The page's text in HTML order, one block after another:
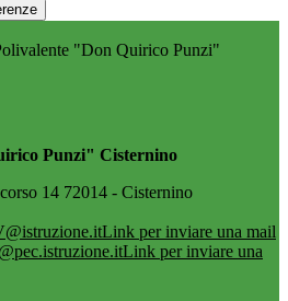
"Don Quirico Punzi"
Punzi" Cisternino
14 72014 - Cisternino
Link per inviare una mail
Link per inviare una